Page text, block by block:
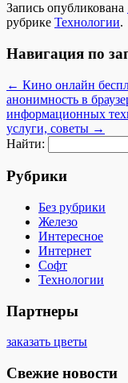
Запись опубликована
рубрике Технологии.
Навигация по
← Кино онлайн
анонимность в
информационных
услуги, советы →
Найти:
Рубрики
Без рубрики
Железо
Интересное
Интернет
Софт
Технологии
Партнеры
заказать цветы
Свежие новости